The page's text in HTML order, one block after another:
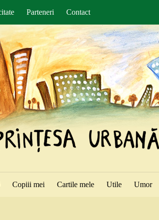
Parteneri Contact
Copiii mei Cartile mele Utile Umor